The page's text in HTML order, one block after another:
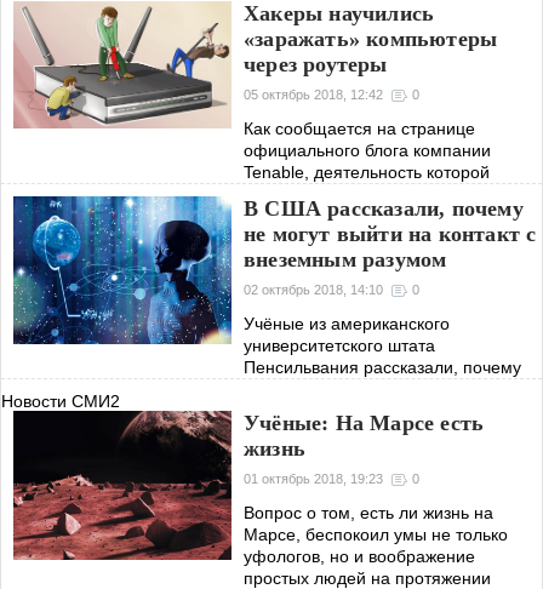
агентстве уточнили, что речь идет,
конечно, не о существовании
разумной
Хакеры научились
«заражать» компьютеры
через роутеры
05 октябрь 2018, 12:42 0
Как сообщается на странице
официального блога компании
Tenable, деятельность которой
роутеры некоторых известных
производителей стали лёгкой
добычей для хакеров, которые
В США рассказали, почему
не могут выйти на контакт с
внеземным разумом
02 октябрь 2018, 14:10 0
Учёные из американского
университетского штата
Пенсильвания рассказали, почему
цивилизации. По результатам
исследований учёных, в млечном
Новости СМИ2
Учёные: На Марсе есть
жизнь
01 октябрь 2018, 19:23 0
Вопрос о том, есть ли жизнь на
Марсе, беспокоил умы не только
уфологов, но и воображение
простых людей на протяжении